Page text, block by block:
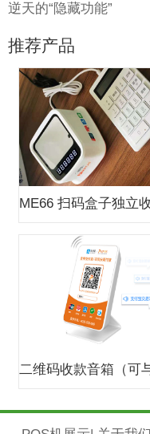
逆天的“隐藏功能”
推荐产品